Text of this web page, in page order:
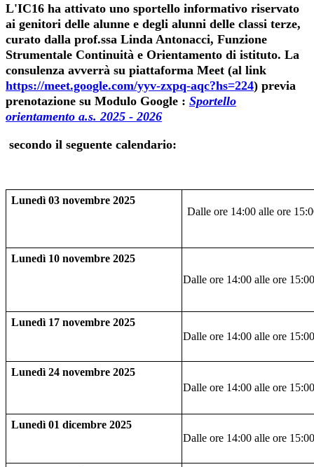
L'IC16 ha attivato uno sportello informativo riservato
ai genitori delle alunne e degli alunni delle classi terze,
curato dalla prof.ssa Linda Antonacci, Funzione
Strumentale Continuità e Orientamento di istituto. La
consulenza avverrà su piattaforma Meet (al link
https://meet.google.com/yyv-zxpq-aqc?hs=224) previa
prenotazione su Modulo Google : Sportello
orientamento a.s. 2025 - 2026
secondo il seguente calendario:
Lunedì 03 novembre 2025
Dalle ore 14:00 alle ore
Lunedì 10 novembre 2025
Dalle ore 14:00 alle ore 15:00
Lunedì 17 novembre 2025
Dalle ore 14:00 alle ore 15:00
Lunedì 24 novembre 2025
Dalle ore 14:00 alle ore 15:00
Lunedì 01 dicembre 2025
Dalle ore 14:00 alle ore 15:00